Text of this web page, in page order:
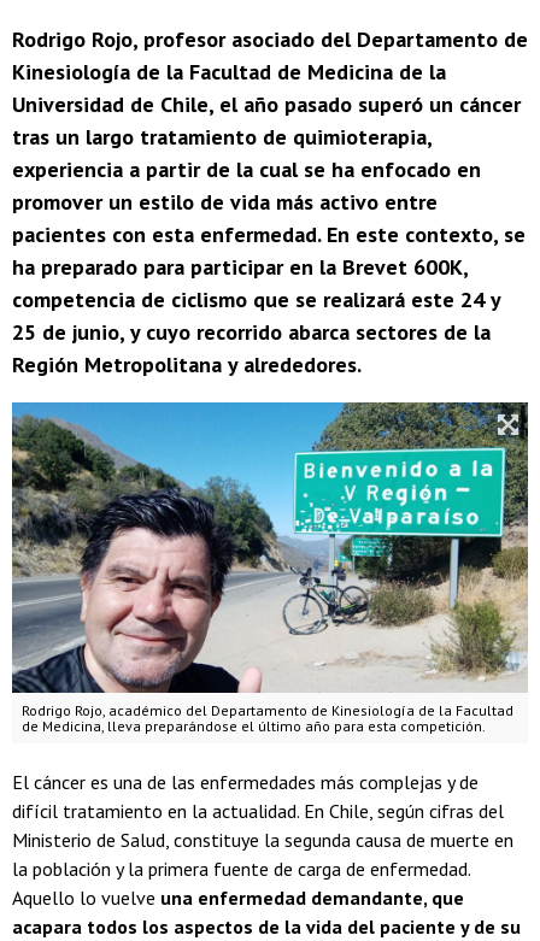
Rodrigo Rojo, profesor asociado del Departamento de
Kinesiología de la Facultad de Medicina de la
Universidad de Chile, el año pasado superó un cáncer
tras un largo tratamiento de quimioterapia,
experiencia a partir de la cual se ha enfocado en
promover un estilo de vida más activo entre
pacientes con esta enfermedad. En este contexto, se
ha preparado para participar en la Brevet 600K,
competencia de ciclismo que se realizará este 24 y
25 de junio, y cuyo recorrido abarca sectores de la
Región Metropolitana y alrededores.
Rodrigo Rojo, académico del Departamento de Kinesiología de la Facultad
de Medicina, lleva preparándose el último año para esta competición.
El cáncer es una de las enfermedades más complejas y de
difícil tratamiento en la actualidad. En Chile, según cifras del
Ministerio de Salud, constituye la segunda causa de muerte en
la población y la primera fuente de carga de enfermedad.
Aquello lo vuelve una enfermedad demandante, que
acapara todos los aspectos de la vida del paciente y de su